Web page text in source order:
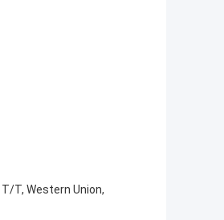
T/T, Western Union,